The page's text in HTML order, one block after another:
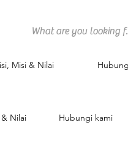
Nilai Hubungi kami
Misi & Nilai